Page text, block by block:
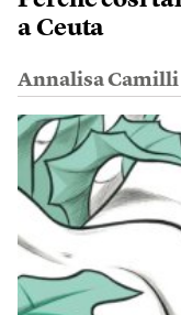
a Ceuta
Annalisa Camilli